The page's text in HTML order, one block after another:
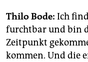
epaper login
Thilo Bode: Ich
furchtbar und bin
Zeitpunkt
kommen. Und die